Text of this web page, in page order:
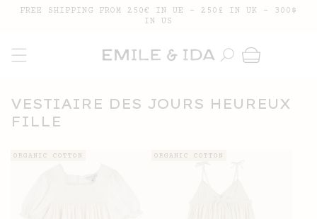
SKIP TO
CONTENT
FREE SHIPPING FROM 250€ IN UE - 250£ IN UK - 300$
IN US
Cart
COLLECTION:
VESTIAIRE DES JOURS HEUREUX
FILLE
ORGANIC COTTON ORGANIC COTTON